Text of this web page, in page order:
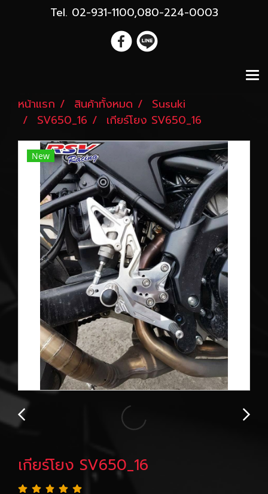
Tel. 02-931-1100,080-224-0003
หน้าแรก สินค้าทั้งหมด
Susuki
SV650_16
เกียร์โยง SV650_16
New
เกียร์โยง SV650_16